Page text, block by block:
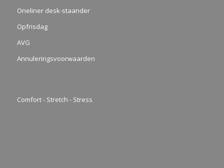
Oneliner desk-staander
Opfrisdag
AVG
Annuleringsvoorwaarden
Comfort - Stretch - Stress